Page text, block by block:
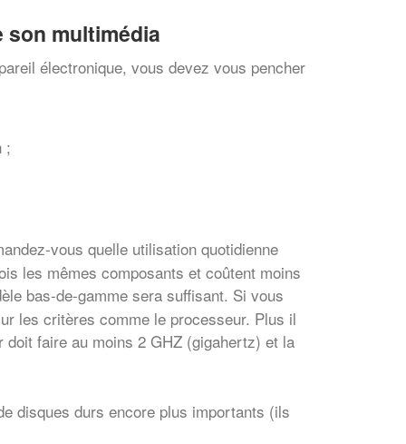
son multimédia
électronique, vous devez vous pencher
;
vous quelle utilisation quotidienne
les mêmes composants et coûtent moins
bas-de-gamme sera suffisant. Si vous
les critères comme le processeur. Plus il
doit faire au moins 2 GHZ (gigahertz) et la
disques durs encore plus importants (ils